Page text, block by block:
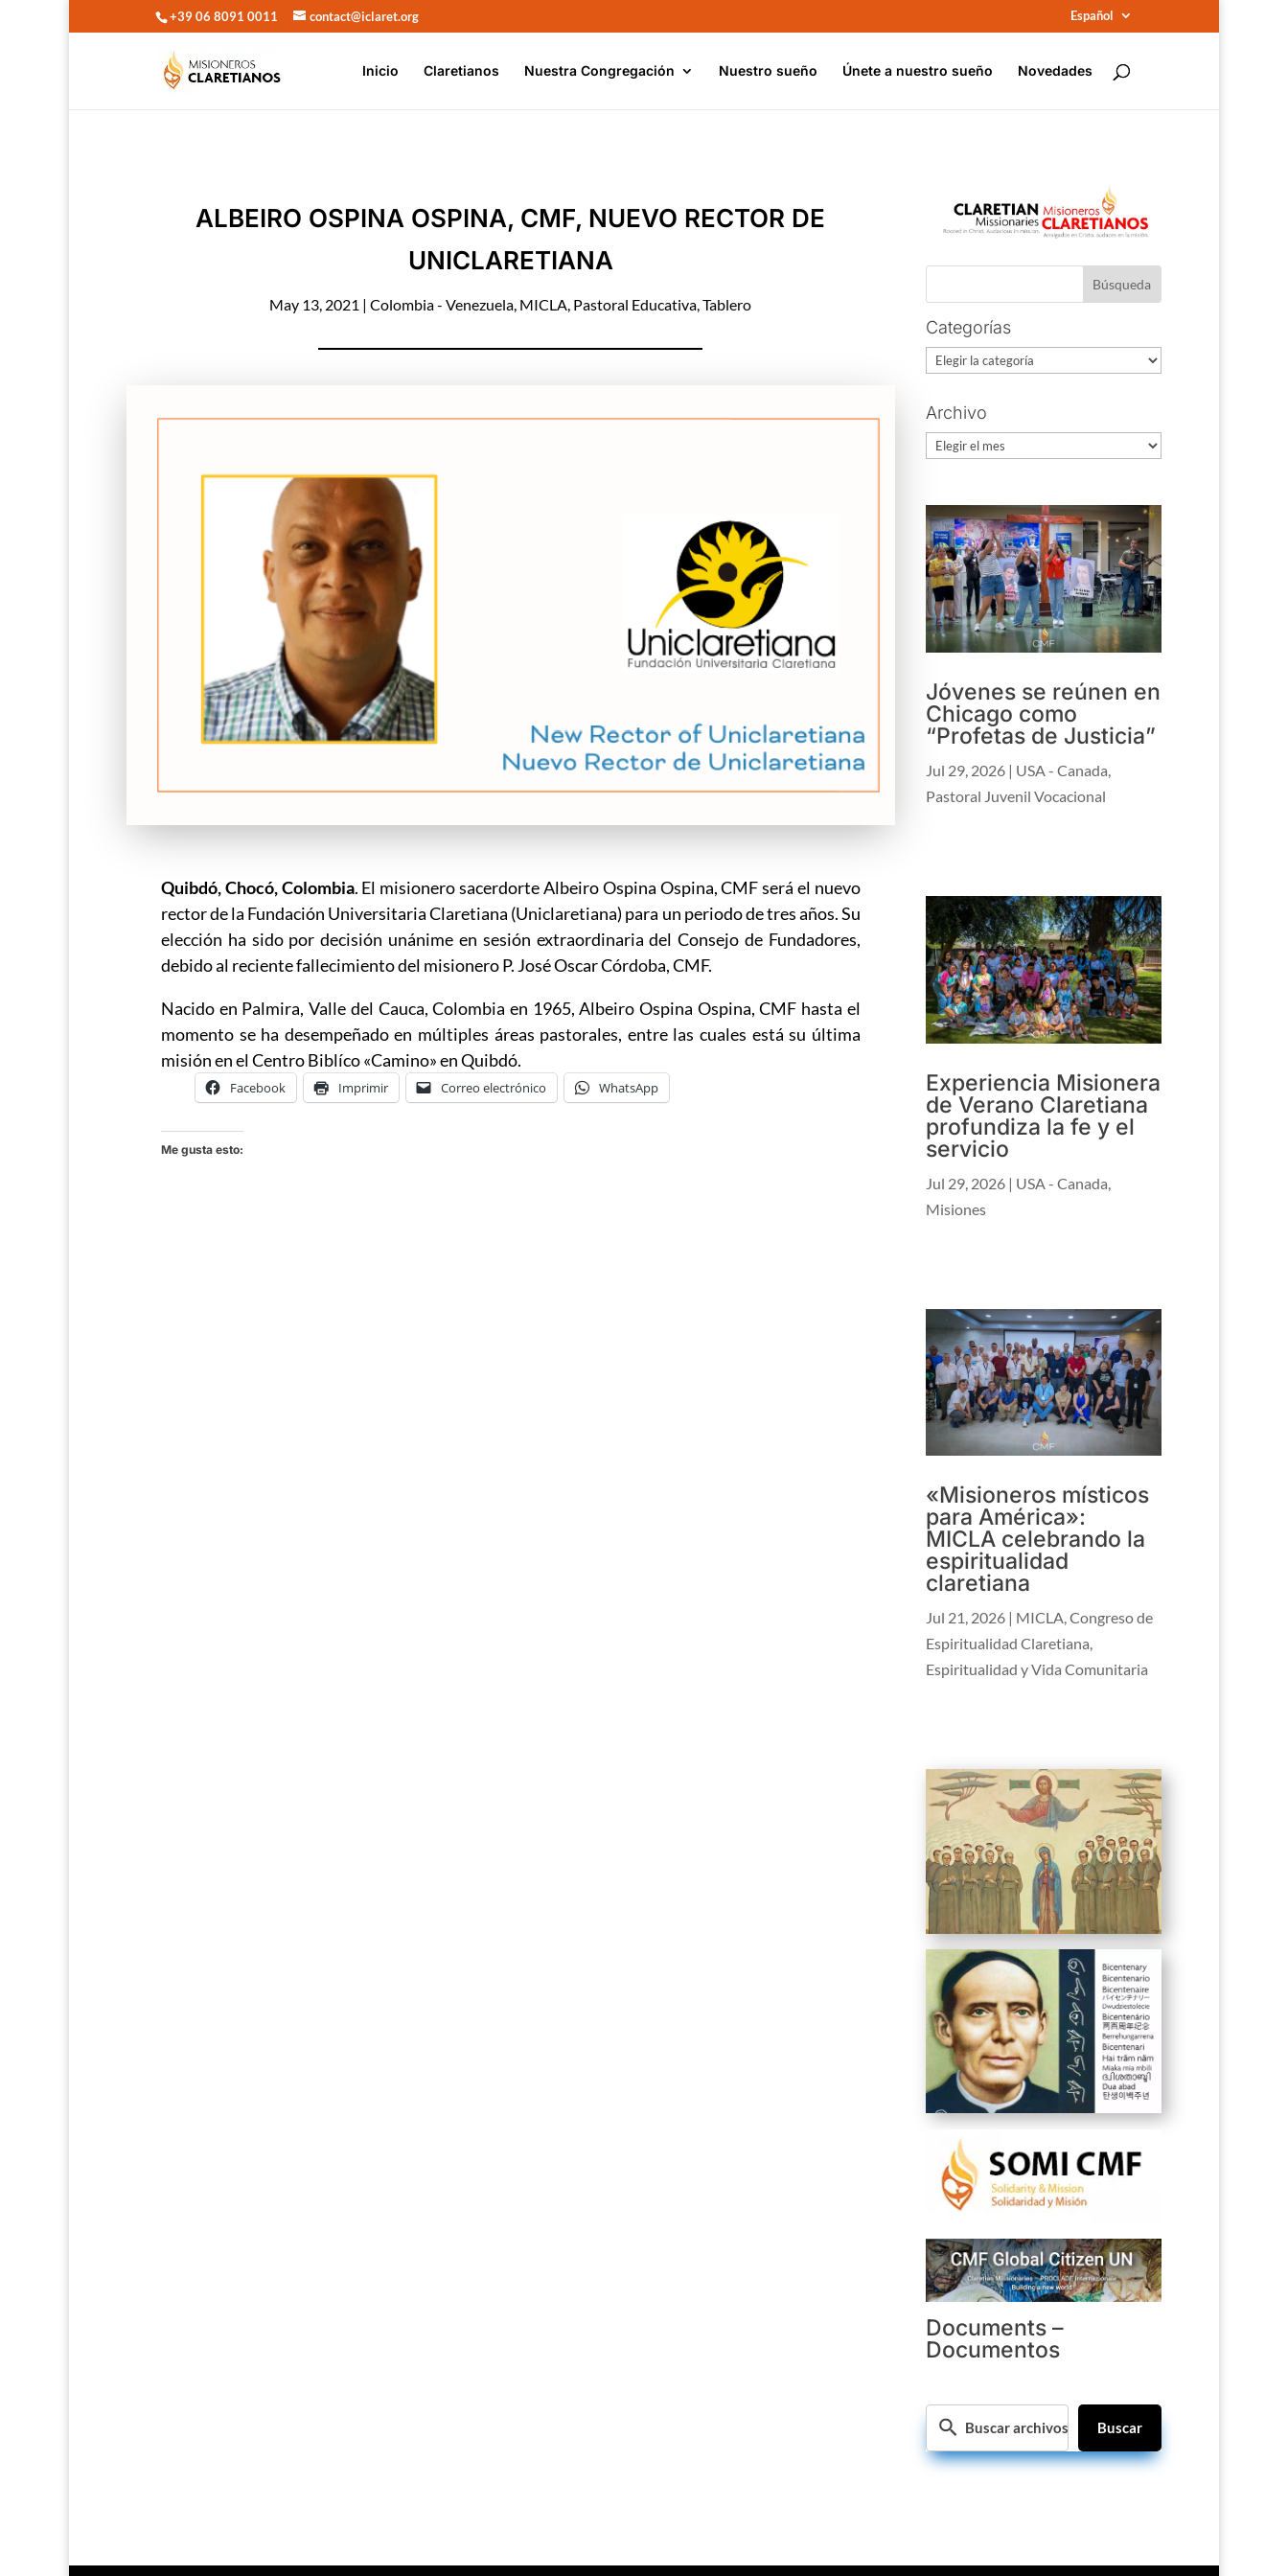
+39 06 8091 0011 contact@iclaret.org Español
Inicio Claretianos Nuestra Congregación Nuestro sueño Únete a nuestro sueño Novedades
ALBEIRO OSPINA OSPINA, CMF, NUEVO RECTOR DE
UNICLARETIANA
May 13, 2021 |Colombia - Venezuela, MICLA, Pastoral Educativa,Tablero
Quibdó, Chocó, Colombia. El misionero sacerdorte Albeiro Ospina Ospina, CMF será el nuevo
rector de la Fundación Universitaria Claretiana (Uniclaretiana) para un periodo de tres años. Su
elección ha sido por decisión unánime en sesión extraordinaria del Consejo de Fundadores,
debido al reciente fallecimiento del misionero P. José Oscar Córdoba, CMF.
Nacido en Palmira, Valle del Cauca, Colombia en 1965, Albeiro Ospina Ospina, CMF hasta el
momento se ha desempeñado en múltiples áreas pastorales, entre las cuales está su última
misión en el Centro Biblíco «Camino» en Quibdó.
Facebook Imprimir Correo electrónico WhatsApp
Me gusta esto:
Categorías
Categorías
Archivo
Archivo
Jóvenes se reúnen en
Chicago como
“Profetas de Justicia”
Jul 29, 2026 | USA - Canada,
Pastoral Juvenil Vocacional
Experiencia Misionera
de Verano Claretiana
profundiza la fe y el
servicio
Jul 29, 2026 | USA - Canada
Misiones
«Misioneros místicos
para América»:
MICLA celebrando la
espiritualidad
claretiana
Jul 21, 2026 | MICLA,Congreso de
Espiritualidad Claretiana,
Espiritualidad y Vida Comunitaria
Documents –
Documentos
Buscar